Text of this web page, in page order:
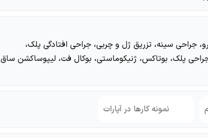
جراحی سینه، تزریق ژل و چربی، جراحی افتادگی پلک،
پلک، بوتاکس، ژنیکوماستی، بوکال فت، لیپوساکشن ساق
نمونه کارها در آپارات